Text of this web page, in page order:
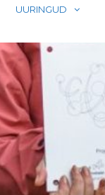
UURINGUD